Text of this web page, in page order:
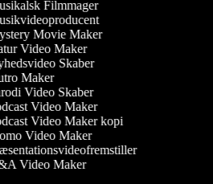
Filmmager
Movie Maker
Video Maker
Skaber
Maker
Video Skaber
Video Maker
Video Maker kopi
Video Maker
Video Maker